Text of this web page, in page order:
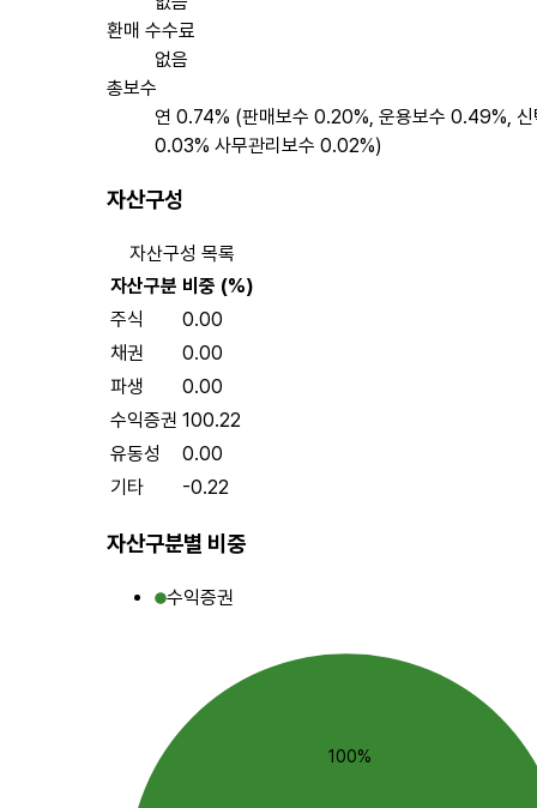
환매 수수료
없음
총보수
연 0.74% (판매보수 0.20%, 운용보수 0.49%, 신
0.03% 사무관리보수 0.02%)
자산구성
자산구성 목록
자산구분 비중 (%)
주식
0.00
채권
0.00
파생
0.00
수익증권 100.22
유동성
0.00
기타
-0.22
자산구분별 비중
수익증권
100%